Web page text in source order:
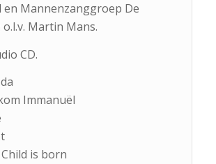
en Mannenzanggroep De
Martin Mans.
CD.
Immanuël
is born